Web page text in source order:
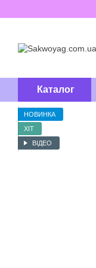
Перейти до
Каталог
НОВИНКА
ХІТ
ВІДЕО